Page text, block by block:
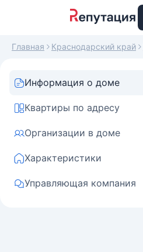
Главная Краснодарский край
Информация о доме
Квартиры по адресу
Организации в доме
Характеристики
Управляющая компания